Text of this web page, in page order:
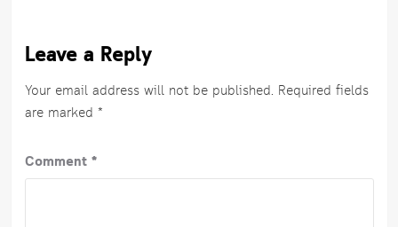
Leave a Reply
Your email address will not be published. Required fields
are marked *
Comment *